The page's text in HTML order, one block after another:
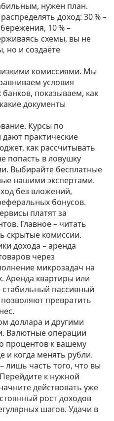
нужен план.
доход: 30 % –
10 % –
схемы, вы не
но и создаёте
комиссиями. Мы
условия
показываем, как
документы
Курсы по
практические
как рассчитывать
попасть в ловушку
Выбирайте бесплатные
нашими экспертами.
без вложений,
бонусов.
платят за
Главное – читать
скрытые комиссии.
дохода – аренда
через
микрозадач на
Аренда квартиры или
пассивный
превратить
доллара и другими
Валютные операции
процентов к вашему
и когда менять рубли.
лишь часть того, что вы
к нужной
действовать уже
рост доходов
шагов. Удачи в